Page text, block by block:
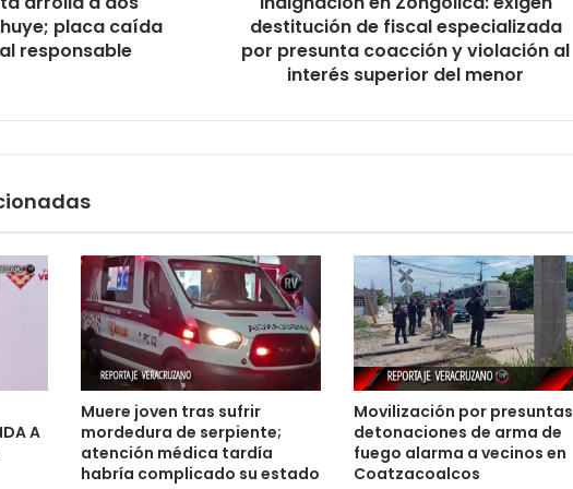
placa caída
responsable
coacción
del
destitución de fiscal especializada
por presunta coacción y violación al
interés superior del menor
A
Muere joven tras sufrir
mordedura de serpiente;
atención médica tardía
habría complicado su estado
Movilización por presuntas
detonaciones de arma de
fuego alarma a vecinos en
Coatzacoalcos